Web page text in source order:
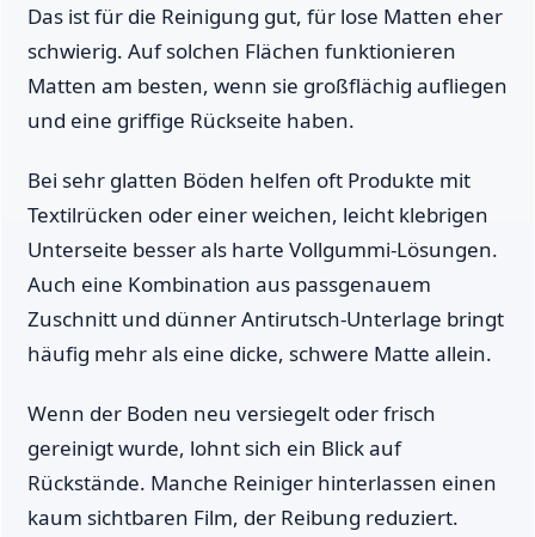
Das ist für die Reinigung gut, für lose Matten eher
schwierig. Auf solchen Flächen funktionieren
Matten am besten, wenn sie großflächig aufliegen
und eine griffige Rückseite haben.
Bei sehr glatten Böden helfen oft Produkte mit
Textilrücken oder einer weichen, leicht klebrigen
Unterseite besser als harte Vollgummi-Lösungen.
Auch eine Kombination aus passgenauem
Zuschnitt und dünner Antirutsch-Unterlage bringt
häufig mehr als eine dicke, schwere Matte allein.
Wenn der Boden neu versiegelt oder frisch
gereinigt wurde, lohnt sich ein Blick auf
Rückstände. Manche Reiniger hinterlassen einen
kaum sichtbaren Film, der Reibung reduziert.